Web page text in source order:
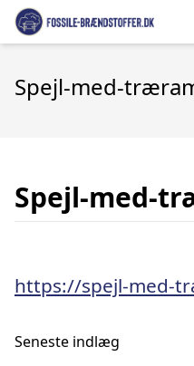
Spejl-med-
Spejl-med-
https://spejl-med-
Seneste indlæg